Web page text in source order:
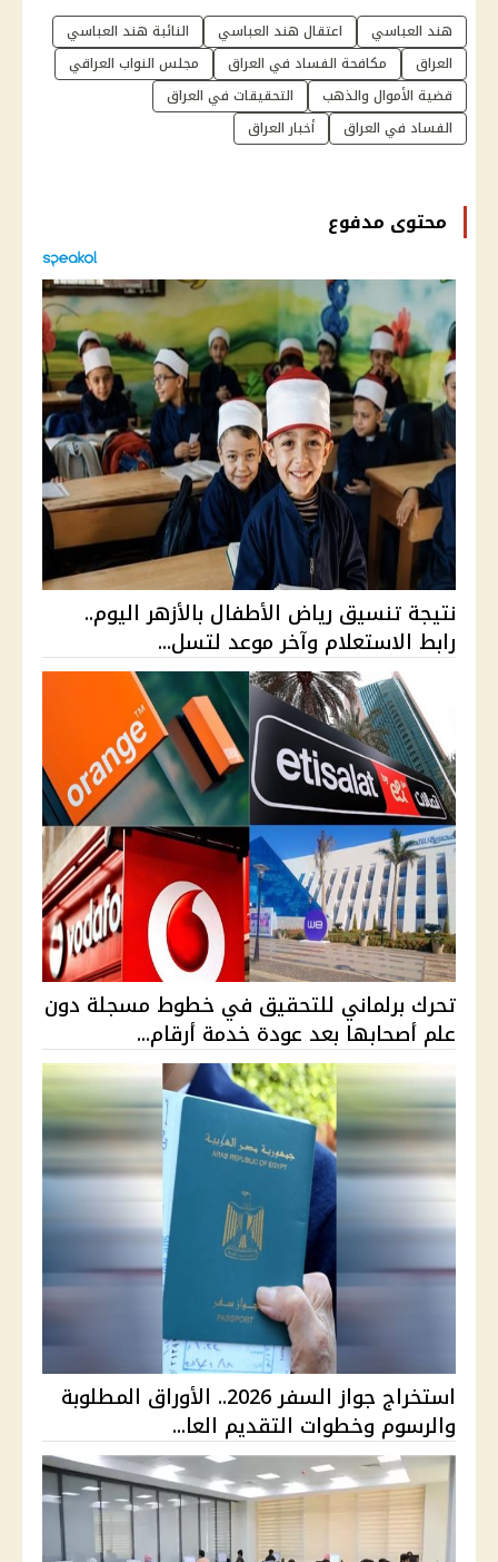
هند العباسي اعتقال هند العباسي
النائبة هند العباسي
العراق
مكافحة الفساد في العراق
مجلس النواب العراقي
قضية الأموال والذهب
التحقيقات في العراق
الفساد في العراق
أخبار العراق
محتوى مدفوع
نتيجة تنسيق رياض الأطفال بالأزهر اليوم..
رابط الاستعلام وآخر موعد لتسل...
تحرك برلماني للتحقيق في خطوط مسجلة دون
علم أصحابها بعد عودة خدمة أرقام...
استخراج جواز السفر 2026.. الأوراق المطلوبة
والرسوم وخطوات التقديم العا...